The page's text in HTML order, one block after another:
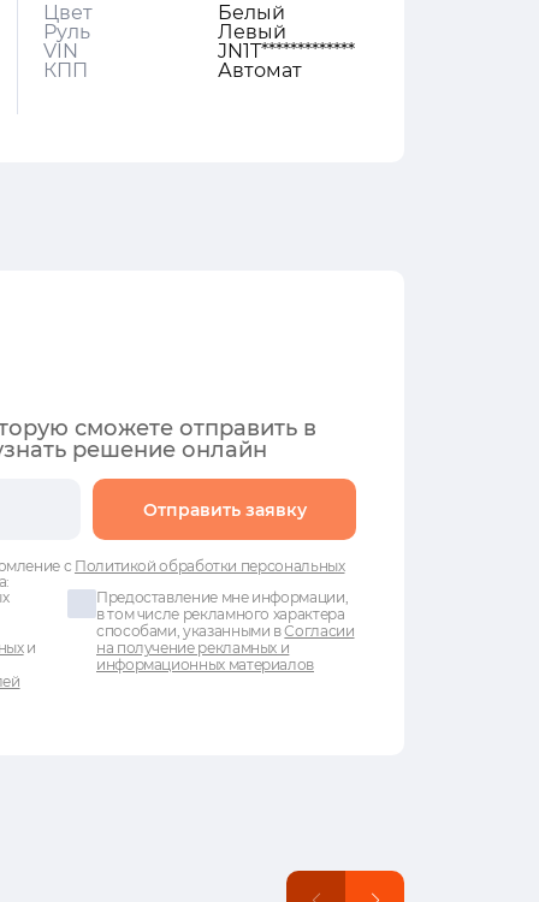
Цвет
Белый
Руль
Левый
VIN
JN1T*************
КПП
Автомат
сможете отправить в
решение онлайн
Отправить заявку
с Политикой обработки персональных
и
Предоставление мне информации,
в том числе рекламного характера
способами, указанными вСогласии
на получение рекламных и
информационных материалов